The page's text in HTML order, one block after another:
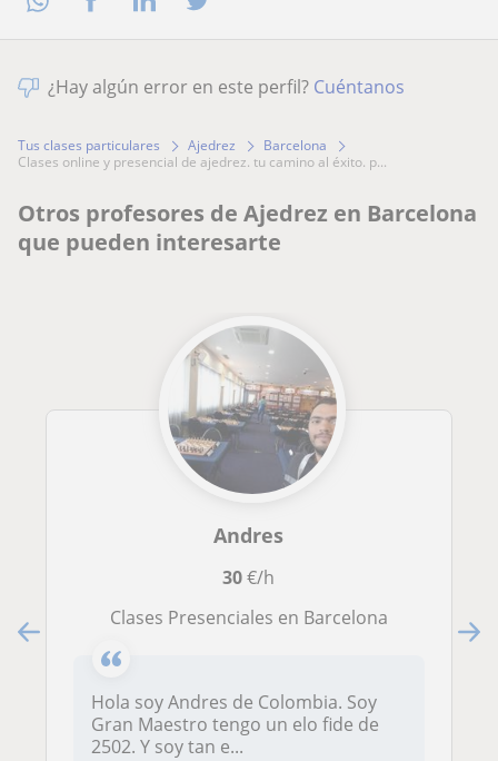
¿Hay algún error en este perfil? Cuéntanos
Tus clases particulares Ajedrez
Barcelona
clases online y presencial de ajedrez. tu camino al éxito. p...
Otros profesores de Ajedrez en Barcelona
que pueden interesarte
Andres
30€/h
Clases Presenciales en Barcelona
Hola soy Andres de Colombia. Soy
Gran Maestro tengo un elo fide de
2502. Y soy tan e...